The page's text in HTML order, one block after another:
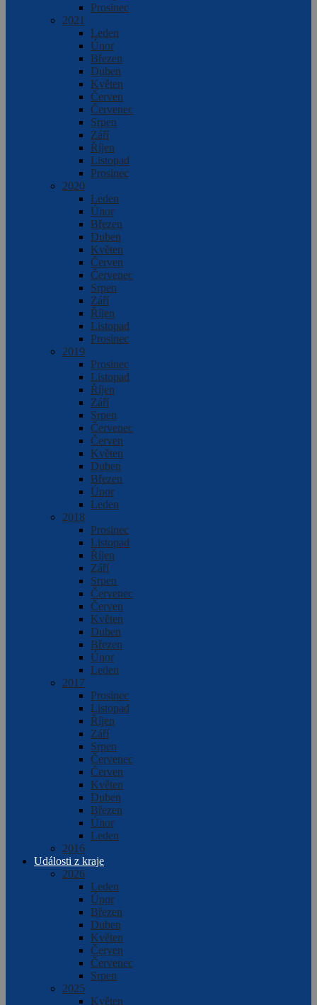
Prosinec
2021
Leden
Únor
Březen
Duben
Květen
Červen
Červenec
Srpen
Září
Říjen
Listopad
Prosinec
2020
Leden
Únor
Březen
Duben
Květen
Červen
Červenec
Srpen
Září
Říjen
Listopad
Prosinec
2019
Prosinec
Listopad
Říjen
Září
Srpen
Červenec
Červen
Květen
Duben
Březen
Únor
Leden
2018
Prosinec
Listopad
Říjen
Září
Srpen
Červenec
Červen
Květen
Duben
Březen
Únor
Leden
2017
Prosinec
Listopad
Říjen
Září
Srpen
Červenec
Červen
Květen
Duben
Březen
Únor
Leden
2016
Události z kraje
2026
Leden
Únor
Březen
Duben
Květen
Červen
Červenec
Srpen
2025
Květen